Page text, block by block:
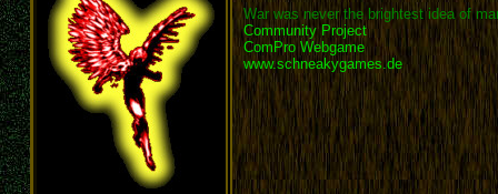
War was never the brightest idea of
Community Project
ComPro Webgame
www.schneakygames.de